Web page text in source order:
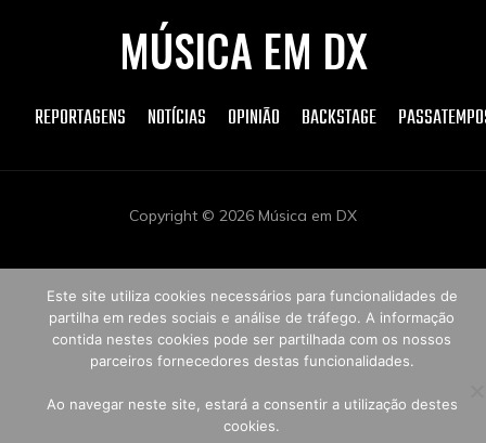
MÚSICA EM DX
REPORTAGENS NOTÍCIAS OPINIÃO BACKSTAGE
Copyright © 2026 Música em DX
Este site utiliza cookies necessários para funcionalidades de
partilha em redes sociais e análise de tráfego. A informação
contida nestes cookies pode ser partilhada com os nossos
parceiros fornecedores destas funcionalidades.
Ao navegar neste site, estará a consentir a utilização destes
cookies.